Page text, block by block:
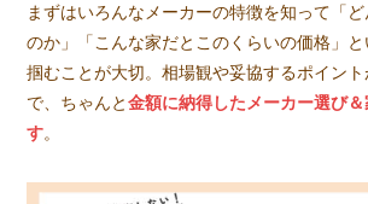
まずはいろんなメーカーの特徴を知って「
のか」「こんな家だとこのくらいの価格」
掴むことが大切。相場観や妥協するポイン
で、ちゃんと金額に納得したメーカー選び
す。